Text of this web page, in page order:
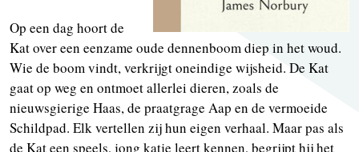
Op een dag hoort de
Kat over een eenzame oude dennenboom diep in het woud.
Wie de boom vindt, verkrijgt oneindige wijsheid. De Kat
gaat op weg en ontmoet allerlei dieren, zoals de
nieuwsgierige Haas, de praatgrage Aap en de vermoeide
Schildpad. Elk vertellen zij hun eigen verhaal. Maar pas als
de Kat een speels, jong katje leert kennen, begrijpt hij het